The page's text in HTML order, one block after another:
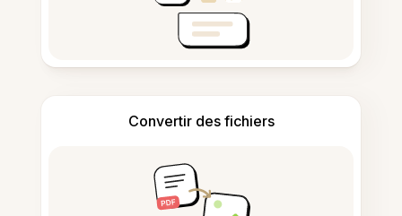
Convertir des fichiers